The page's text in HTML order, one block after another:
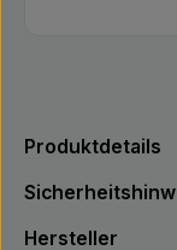
Produktdetails
Hersteller